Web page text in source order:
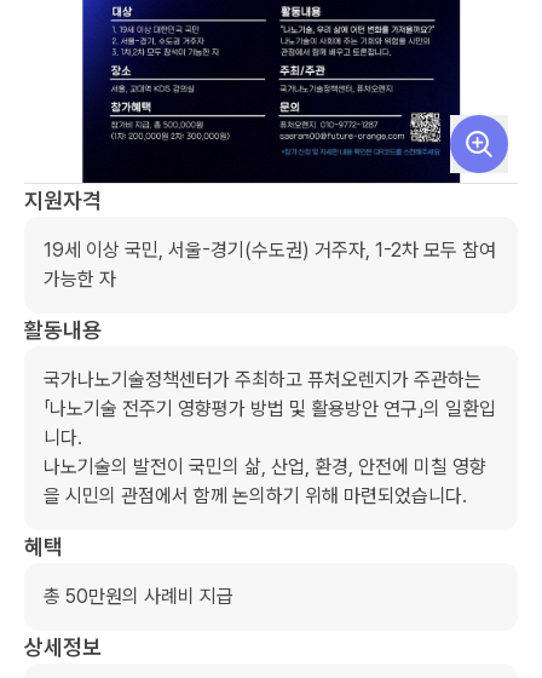
지원자격
19세 이상 국민, 서울-경기(수도권) 거주자, 1-2차 모두 참여
가능한 자
활동내용
국가나노기술정책센터가 주최하고 퓨처오렌지가 주관하는
「나노기술 전주기 영향평가 방법 및 활용방안 연구」의 일환입
니다.
나노기술의 발전이 국민의 삶, 산업, 환경, 안전에 미칠 영향
을 시민의 관점에서 함께 논의하기 위해 마련되었습니다.
혜택
총 50만원의 사례비 지급
상세정보